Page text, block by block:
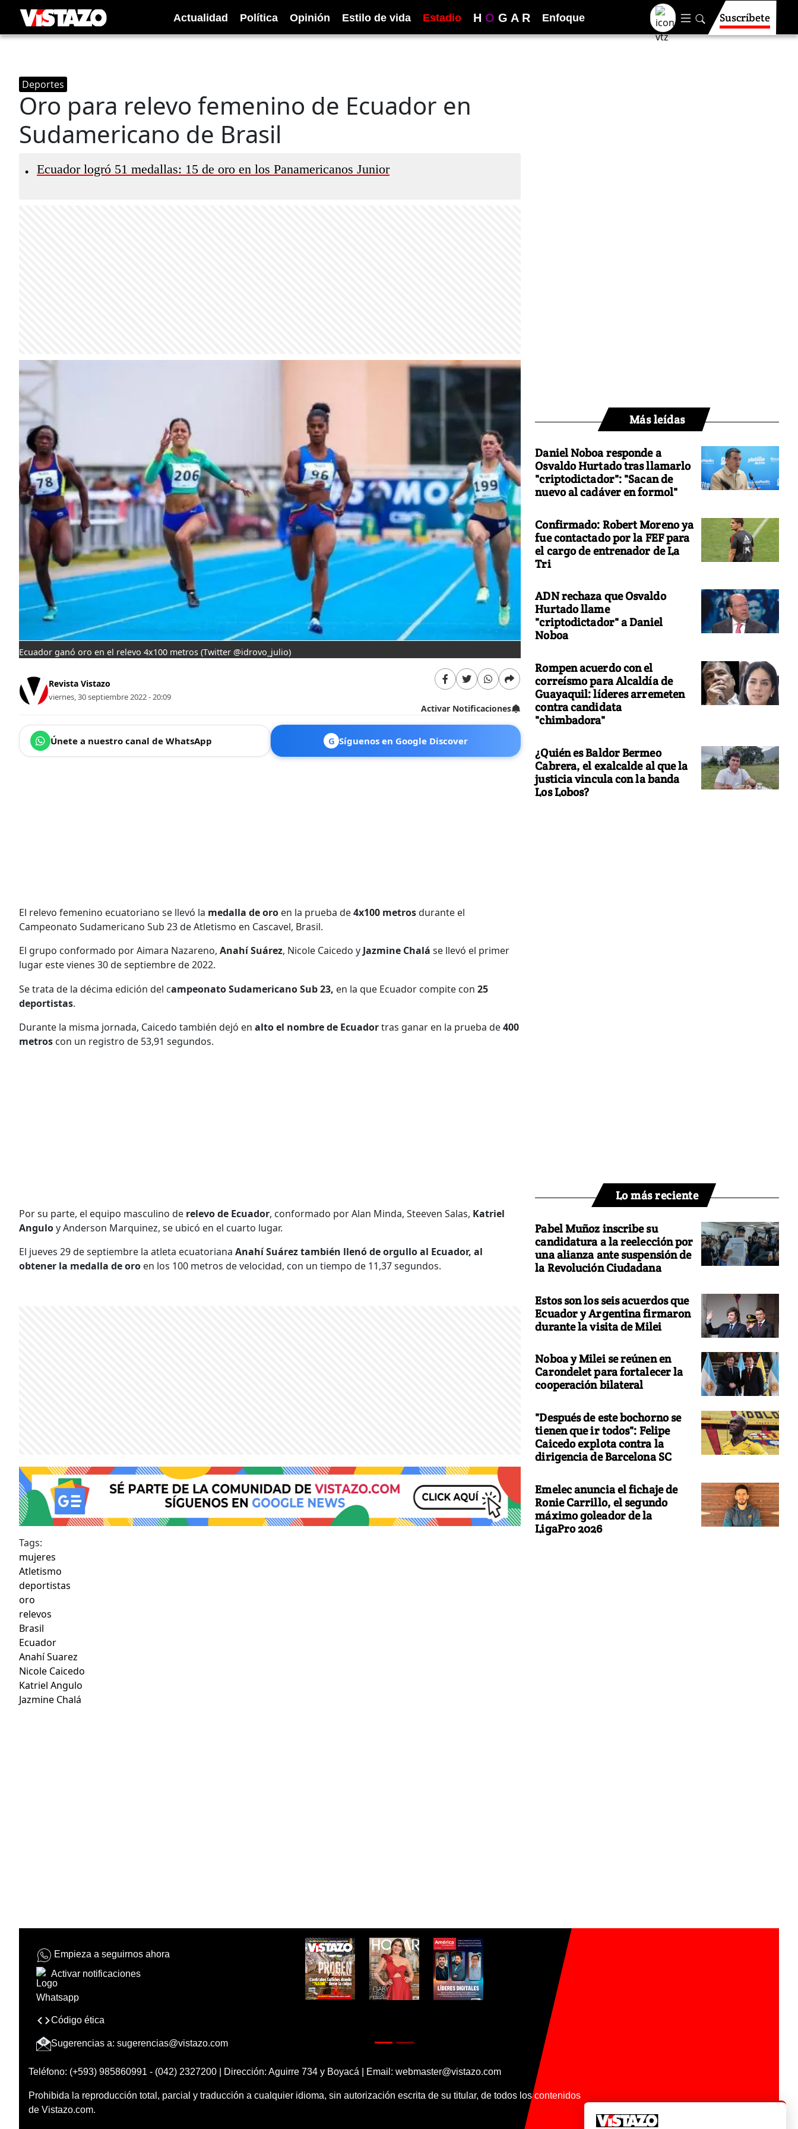
Actualidad Política Opinión Estilo de vida Estadio H O G A R Enfoque Suscríbete
Deportes
Oro para relevo femenino de Ecuador en
Sudamericano de Brasil
• Ecuador logró 51 medallas: 15 de oro en los Panamericanos Junior
Ecuador ganó oro en el relevo 4x100 metros (Twitter @idrovo_julio)
Revista Vistazo
viernes, 30 septiembre 2022 - 20:09
Activar Notificaciones
Únete a nuestro canal de WhatsApp G Síguenos en Google Discover
El relevo femenino ecuatoriano se llevó la medalla de oro en la prueba de4x100 metrosdurante el
Campeonato Sudamericano Sub 23 de Atletismo en Cascavel, Brasil.
El grupo conformado por Aimara Nazareno, Anahí Suárez, Nicole Caicedo y Jazmine Chalá se llevó el primer
lugar este vienes 30 de septiembre de 2022.
Se trata de la décima edición del campeonato Sudamericano Sub 23, en la que Ecuador compite con 25
deportistas.
Durante la misma jornada, Caicedo también dejó en alto el nombre de Ecuadortras ganar en la prueba de400
metros con un registro de 53,91 segundos.
Por su parte, el equipo masculino de relevo de Ecuador, conformado por Alan Minda, Steeven Salas, Katriel
Anguloy Anderson Marquinez, se ubicó en el cuarto lugar.
El jueves 29 de septiembre la atleta ecuatoriana Anahí Suárez también llenó de orgullo al Ecuador, al
obtener la medalla de oro en los 100 metros de velocidad, con un tiempo de 11,37 segundos.
Tags:
mujeres
Atletismo
deportistas
oro
relevos
Brasil
Ecuador
Anahí Suarez
Nicole Caicedo
Katriel Angulo
Jazmine Chalá
Más leídas
Daniel Noboa responde a
Osvaldo Hurtado tras llamarlo
"criptodictador": "Sacan de
nuevo al cadáver en formol"
Confirmado: Robert Moreno ya
fue contactado por la FEF para
el cargo de entrenador de La
Tri
ADN rechaza que Osvaldo
Hurtado llame
"criptodictador" a Daniel
Noboa
Rompen acuerdo con el
correísmo para Alcaldía de
Guayaquil: líderes arremeten
contra candidata
"chimbadora"
¿Quién es Baldor Bermeo
Cabrera, el exalcalde al que la
justicia vincula con la banda
Los Lobos?
Lo más reciente
Pabel Muñoz inscribe su
candidatura a la reelección por
una alianza ante suspensión de
la Revolución Ciudadana
Estos son los seis acuerdos que
Ecuador y Argentina firmaron
durante la visita de Milei
Noboa y Milei se reúnen en
Carondelet para fortalecer la
cooperación bilateral
"Después de este bochorno se
tienen que ir todos": Felipe
Caicedo explota contra la
dirigencia de Barcelona SC
Emelec anuncia el fichaje de
Ronie Carrillo, el segundo
máximo goleador de la
LigaPro 2026
Empieza a seguirnos ahora
Activar notificaciones
Código ética
Sugerencias a: sugerencias@vistazo.com
Teléfono: (+593) 985860991 - (042) 2327200 | Dirección: Aguirre 734 y Boyacá | Email: webmaster@vistazo.com
Prohibida la reproducción total, parcial y traducción a cualquier idioma, sin autorización escrita de su titular, de todos los contenidos
de Vistazo.com.